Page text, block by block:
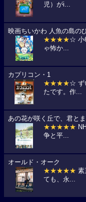
児）がi...
映画ちいかわ 人魚の島の
★★★★☆ 小
ゃ怖か...
カプリコン・1
★★★★☆ ず
たです。作...
あの花が咲く丘で、君とま
★★★★★
争と平...
オールド・オーク
★★★★★ 素
ても、永...